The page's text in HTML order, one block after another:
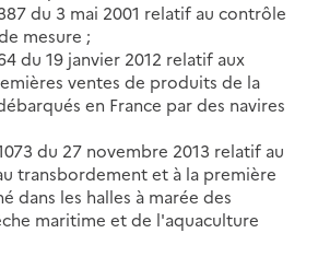
du 3 mai 2001 relatif au contrôle
mesure ;
du 19 janvier 2012 relatif aux
ventes de produits de la
en France par des navires
du 27 novembre 2013 relatif au
transbordement et à la première
dans les halles à marée des
maritime et de l'aquaculture